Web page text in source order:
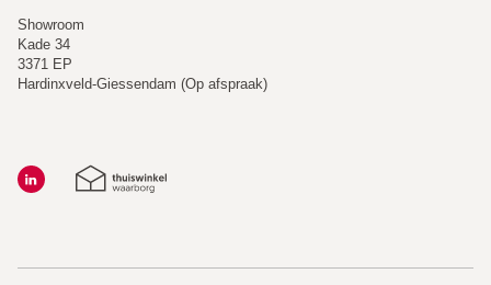
Showroom
Kade 34
3371 EP
Hardinxveld-Giessendam (Op afspraak)